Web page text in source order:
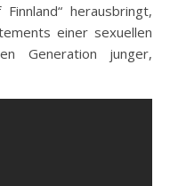
herausbringt,
einer sexuellen
Generation junger,